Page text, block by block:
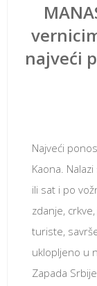
najveći
Najveći
Kaona.
ili sat i po
zdanje,
turiste,
uklopljeno u
Zapada